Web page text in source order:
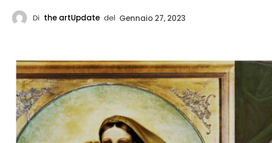
Di the artUpdate del Gennaio 27, 2023